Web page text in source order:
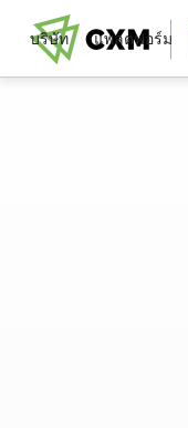
บริษัท แพลตฟอร์ม